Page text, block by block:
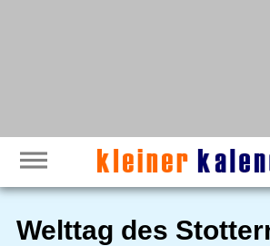
Welttag des